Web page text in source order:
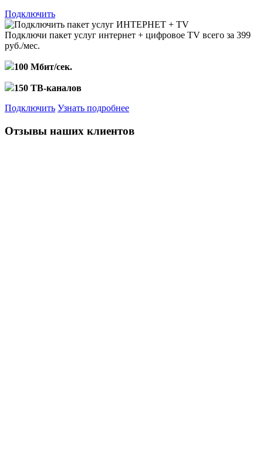
Подключить
Подключи пакет услуг интернет + цифровое TV всего за 399
руб./мес.
100 Мбит/сек.
150 ТВ-каналов
Подключить Узнать подробнее
Отзывы наших клиентов